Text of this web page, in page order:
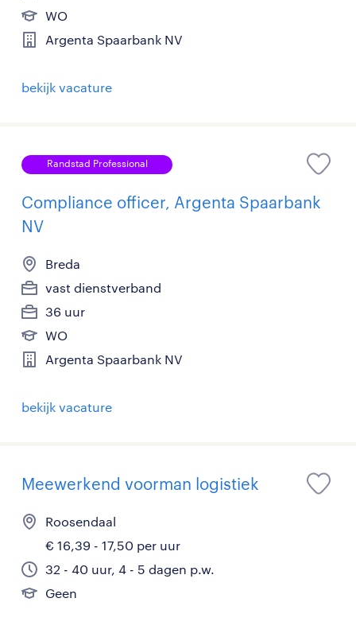
WO
Argenta Spaarbank NV
bekijk vacature
Randstad Professional
Compliance officer, Argenta Spaarbank
NV
Breda
vast dienstverband
36 uur
WO
Argenta Spaarbank NV
bekijk vacature
Meewerkend voorman logistiek
Roosendaal
€ 16,39 - 17,50 per uur
32 - 40 uur, 4 - 5 dagen p.w.
Geen